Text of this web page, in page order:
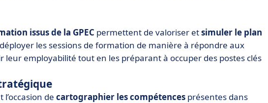
issus de la GPEC permettent de valoriser etsimuler le plan
les sessions de formation de manière à répondre aux
leur employabilité tout en les préparant à occuper des postes clés
de cartographier les compétences présentes dans